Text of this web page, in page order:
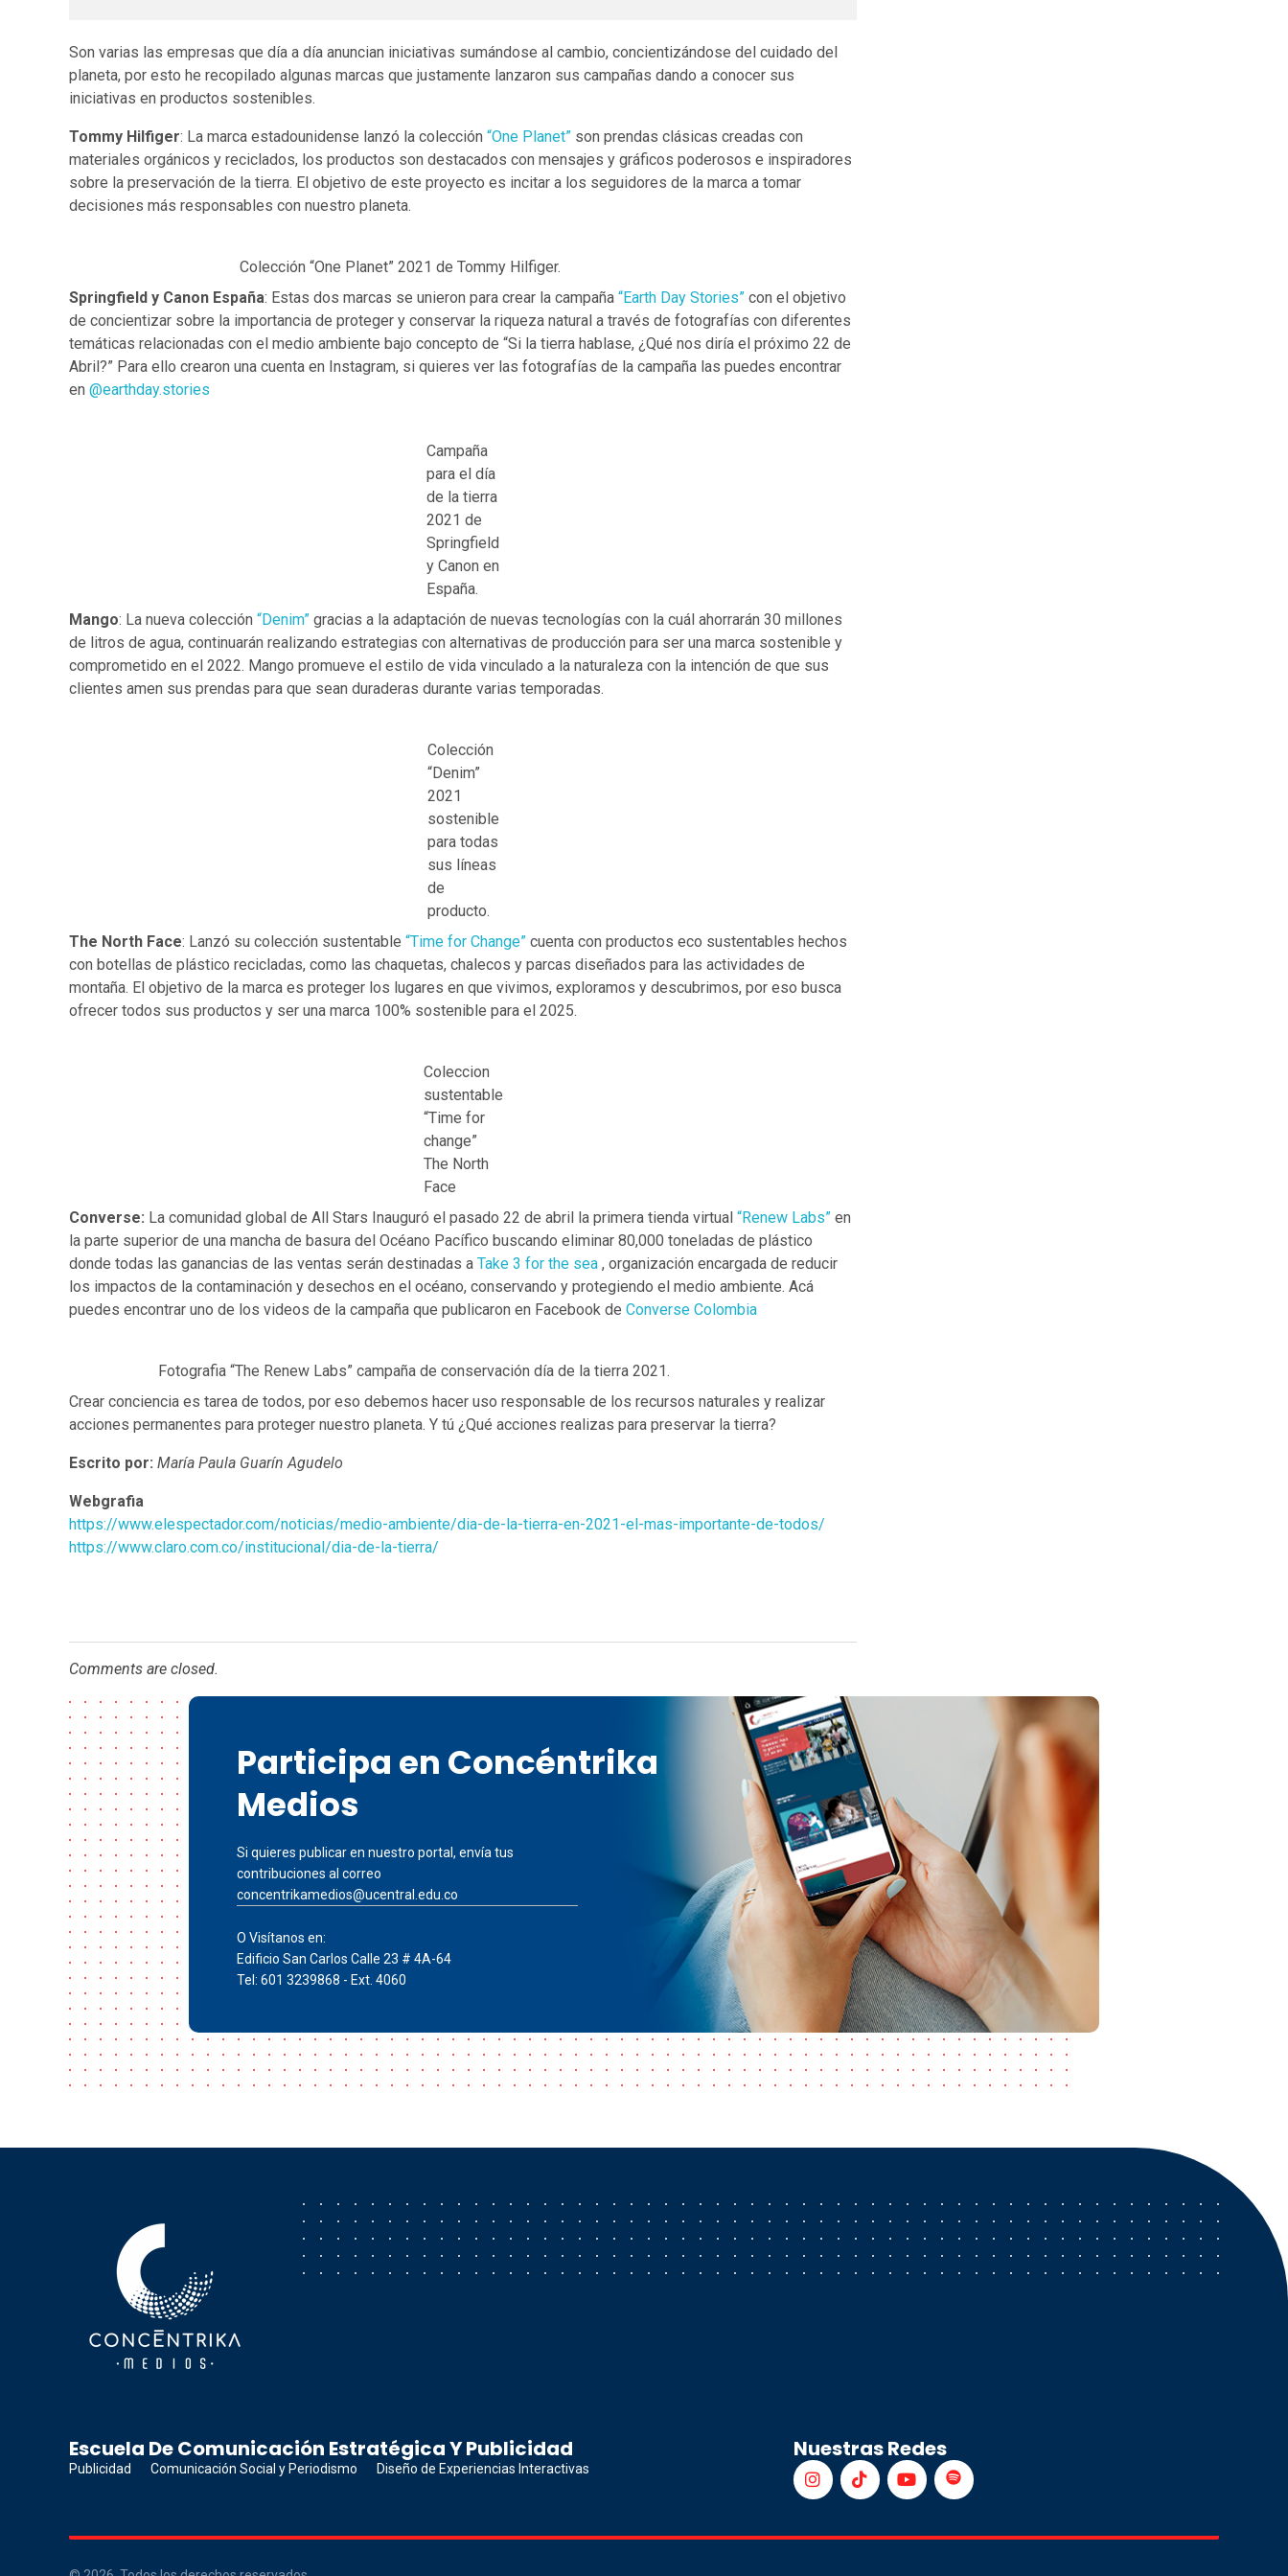
Son varias las empresas que día a día anuncian iniciativas sumándose al cambio, concientizándose del cuidado del
planeta, por esto he recopilado algunas marcas que justamente lanzaron sus campañas dando a conocer sus
iniciativas en productos sostenibles.
Tommy Hilfiger: La marca estadounidense lanzó la colección “One Planet” son prendas clásicas creadas con
materiales orgánicos y reciclados, los productos son destacados con mensajes y gráficos poderosos e inspiradores
sobre la preservación de la tierra. El objetivo de este proyecto es incitar a los seguidores de la marca a tomar
decisiones más responsables con nuestro planeta.
Colección “One Planet” 2021 de Tommy Hilfiger.
Springfield y Canon España: Estas dos marcas se unieron para crear la campaña “Earth Day Stories” con el objetivo
de concientizar sobre la importancia de proteger y conservar la riqueza natural a través de fotografías con diferentes
temáticas relacionadas con el medio ambiente bajo concepto de “Si la tierra hablase, ¿Qué nos diría el próximo 22 de
Abril?” Para ello crearon una cuenta en Instagram, si quieres ver las fotografías de la campaña las puedes encontrar
en @earthday.stories
Campaña
para el día
de la tierra
2021 de
Springfield
y Canon en
España.
Mango: La nueva colección “Denim” gracias a la adaptación de nuevas tecnologías con la cuál ahorrarán 30 millones
de litros de agua, continuarán realizando estrategias con alternativas de producción para ser una marca sostenible y
comprometido en el 2022. Mango promueve el estilo de vida vinculado a la naturaleza con la intención de que sus
clientes amen sus prendas para que sean duraderas durante varias temporadas.
Colección
“Denim”
2021
sostenible
para todas
sus líneas
de
producto.
The North Face: Lanzó su colección sustentable “Time for Change” cuenta con productos eco sustentables hechos
con botellas de plástico recicladas, como las chaquetas, chalecos y parcas diseñados para las actividades de
montaña. El objetivo de la marca es proteger los lugares en que vivimos, exploramos y descubrimos, por eso busca
ofrecer todos sus productos y ser una marca 100% sostenible para el 2025.
Coleccion
sustentable
“Time for
change”
The North
Face
Converse: La comunidad global de All Stars Inauguró el pasado 22 de abril la primera tienda virtual “Renew Labs” en
la parte superior de una mancha de basura del Océano Pacífico buscando eliminar 80,000 toneladas de plástico
donde todas las ganancias de las ventas serán destinadas a Take 3 for the sea , organización encargada de reducir
los impactos de la contaminación y desechos en el océano, conservando y protegiendo el medio ambiente. Acá
puedes encontrar uno de los videos de la campaña que publicaron en Facebook de Converse Colombia
Fotografia “The Renew Labs” campaña de conservación día de la tierra 2021.
Crear conciencia es tarea de todos, por eso debemos hacer uso responsable de los recursos naturales y realizar
acciones permanentes para proteger nuestro planeta. Y tú ¿Qué acciones realizas para preservar la tierra?
Escrito por: María Paula Guarín Agudelo
Webgrafia
https://www.elespectador.com/noticias/medio-ambiente/dia-de-la-tierra-en-2021-el-mas-importante-de-todos/
https://www.claro.com.co/institucional/dia-de-la-tierra/
Comments are closed.
Participa en Concéntrika
Medios
Si quieres publicar en nuestro portal, envía tus
contribuciones al correo
concentrikamedios@ucentral.edu.co
O Visítanos en:
Edificio San Carlos Calle 23 # 4A-64
Tel: 601 3239868 - Ext. 4060
Escuela De Comunicación Estratégica Y Publicidad
Publicidad Comunicación Social y Periodismo Diseño de Experiencias Interactivas
Nuestras Redes